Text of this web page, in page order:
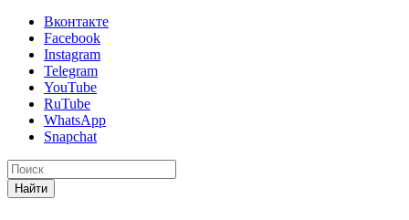
Вконтакте
Facebook
Instagram
Telegram
YouTube
RuTube
WhatsApp
Snapchat
Найти